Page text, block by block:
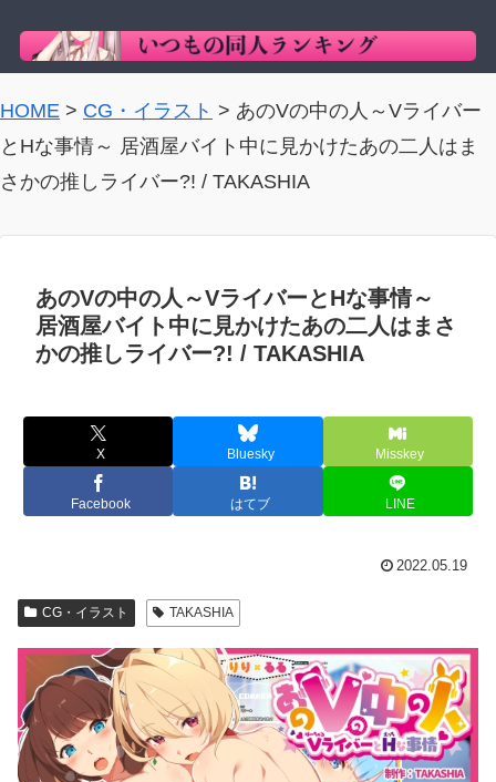
HOME > CG・イラスト > あのVの中の人～Vライバー
とHな事情～ 居酒屋バイト中に見かけたあの二人はま
さかの推しライバー?! / TAKASHIA
あのVの中の人～VライバーとHな事情～
居酒屋バイト中に見かけたあの二人はまさ
かの推しライバー?! / TAKASHIA
X Bluesky Misskey
Facebook はてブ LINE
2022.05.19
CG・イラスト TAKASHIA